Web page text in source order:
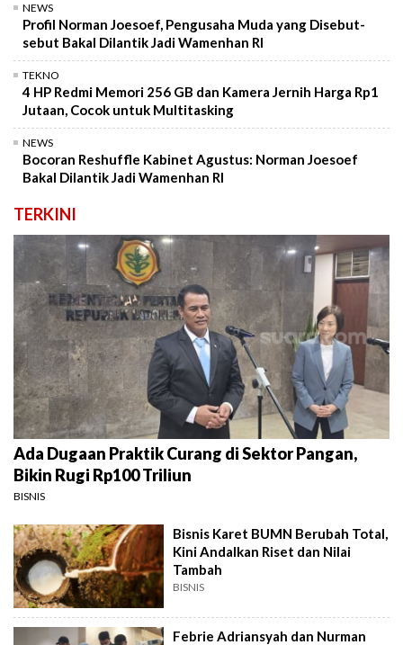
NEWS
Profil Norman Joesoef, Pengusaha Muda yang Disebut-
sebut Bakal Dilantik Jadi Wamenhan RI
TEKNO
4 HP Redmi Memori 256 GB dan Kamera Jernih Harga Rp1
Jutaan, Cocok untuk Multitasking
NEWS
Bocoran Reshuffle Kabinet Agustus: Norman Joesoef
Bakal Dilantik Jadi Wamenhan RI
TERKINI
Ada Dugaan Praktik Curang di Sektor Pangan,
Bikin Rugi Rp100 Triliun
BISNIS
Bisnis Karet BUMN Berubah Total,
Kini Andalkan Riset dan Nilai
Tambah
BISNIS
Febrie Adriansyah dan Nurman